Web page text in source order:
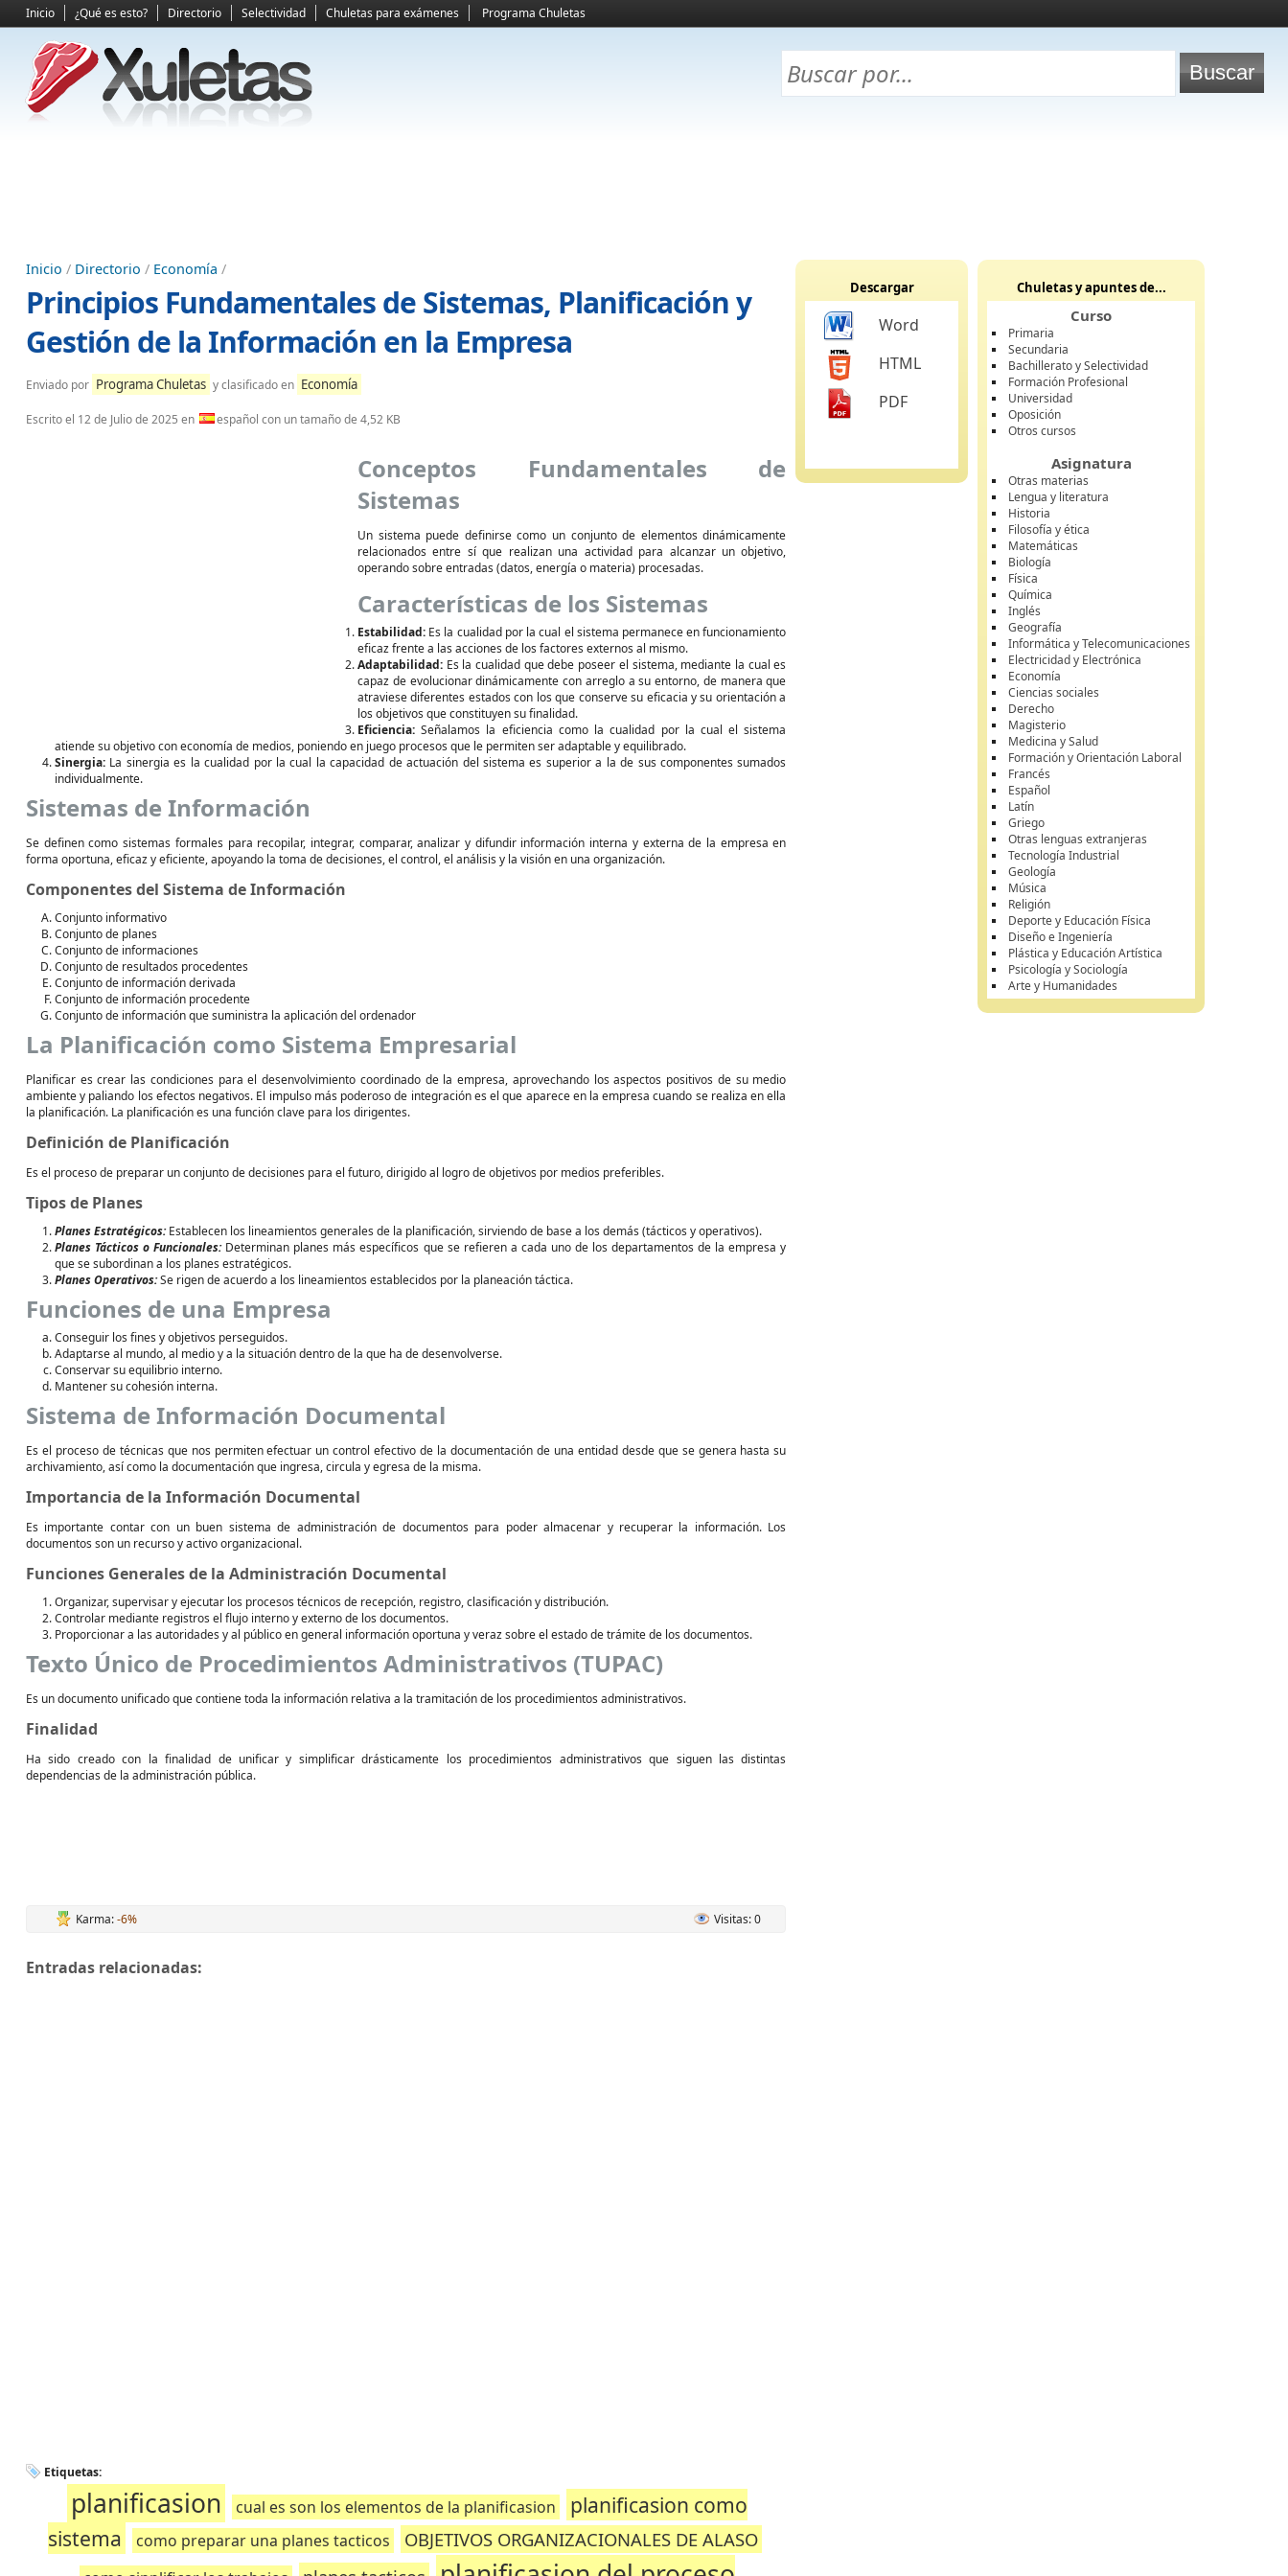
Inicio ¿Qué es esto? Directorio Selectividad Chuletas para exámenes Programa Chuletas
Inicio / Directorio / Economía /
Principios Fundamentales de Sistemas, Planificación y
Gestión de la Información en la Empresa
Enviado por Programa Chuletas y clasificado en Economía
Escrito el 12 de Julio de 2025 en español con un tamaño de 4,52 KB
Conceptos Fundamentales de
Sistemas
Un sistema puede definirse como un conjunto de elementos dinámicamente
relacionados entre sí que realizan una actividad para alcanzar un objetivo,
operando sobre entradas (datos, energía o materia) procesadas.
Características de los Sistemas
Estabilidad: Es la cualidad por la cual el sistema permanece en funcionamiento
eficaz frente a las acciones de los factores externos al mismo.
Adaptabilidad: Es la cualidad que debe poseer el sistema, mediante la cual es
capaz de evolucionar dinámicamente con arreglo a su entorno, de manera que
atraviese diferentes estados con los que conserve su eficacia y su orientación a
los objetivos que constituyen su finalidad.
Eficiencia: Señalamos la eficiencia como la cualidad por la cual el sistema
atiende su objetivo con economía de medios, poniendo en juego procesos que le permiten ser adaptable y equilibrado.
Sinergia: La sinergia es la cualidad por la cual la capacidad de actuación del sistema es superior a la de sus componentes sumados
individualmente.
Sistemas de Información
Se definen como sistemas formales para recopilar, integrar, comparar, analizar y difundir información interna y externa de la empresa en
forma oportuna, eficaz y eficiente, apoyando la toma de decisiones, el control, el análisis y la visión en una organización.
Componentes del Sistema de Información
Conjunto informativo
Conjunto de planes
Conjunto de informaciones
Conjunto de resultados procedentes
Conjunto de información derivada
Conjunto de información procedente
Conjunto de información que suministra la aplicación del ordenador
La Planificación como Sistema Empresarial
Planificar es crear las condiciones para el desenvolvimiento coordinado de la empresa, aprovechando los aspectos positivos de su medio
ambiente y paliando los efectos negativos. El impulso más poderoso de integración es el que aparece en la empresa cuando se realiza en ella
la planificación. La planificación es una función clave para los dirigentes.
Definición de Planificación
Es el proceso de preparar un conjunto de decisiones para el futuro, dirigido al logro de objetivos por medios preferibles.
Tipos de Planes
Planes Estratégicos:Establecen los lineamientos generales de la planificación, sirviendo de base a los demás (tácticos y operativos).
Planes Tácticos o Funcionales:Determinan planes más específicos que se refieren a cada uno de los departamentos de la empresa y
que se subordinan a los planes estratégicos.
Planes Operativos:Se rigen de acuerdo a los lineamientos establecidos por la planeación táctica.
Funciones de una Empresa
Conseguir los fines y objetivos perseguidos.
Adaptarse al mundo, al medio y a la situación dentro de la que ha de desenvolverse.
Conservar su equilibrio interno.
Mantener su cohesión interna.
Sistema de Información Documental
Es el proceso de técnicas que nos permiten efectuar un control efectivo de la documentación de una entidad desde que se genera hasta su
archivamiento, así como la documentación que ingresa, circula y egresa de la misma.
Importancia de la Información Documental
Es importante contar con un buen sistema de administración de documentos para poder almacenar y recuperar la información. Los
documentos son un recurso y activo organizacional.
Funciones Generales de la Administración Documental
Organizar, supervisar y ejecutar los procesos técnicos de recepción, registro, clasificación y distribución.
Controlar mediante registros el flujo interno y externo de los documentos.
Proporcionar a las autoridades y al público en general información oportuna y veraz sobre el estado de trámite de los documentos.
Texto Único de Procedimientos Administrativos (TUPAC)
Es un documento unificado que contiene toda la información relativa a la tramitación de los procedimientos administrativos.
Finalidad
Ha sido creado con la finalidad de unificar y simplificar drásticamente los procedimientos administrativos que siguen las distintas
dependencias de la administración pública.
Karma:-6% Visitas: 0
Entradas relacionadas:
Etiquetas:
planificasion cual es son los elementos de la planificasion
planificasion como
sistema
como preparar una planes tacticos OBJETIVOS ORGANIZACIONALES DE ALASO
Descargar
Word
HTML
PDF
Chuletas y apuntes de...
Curso
Primaria
Secundaria
Bachillerato y Selectividad
Formación Profesional
Universidad
Oposición
Otros cursos
Asignatura
Otras materias
Lengua y literatura
Historia
Filosofía y ética
Matemáticas
Biología
Física
Química
Inglés
Geografía
Informática y Telecomunicaciones
Electricidad y Electrónica
Economía
Ciencias sociales
Derecho
Magisterio
Medicina y Salud
Formación y Orientación Laboral
Francés
Español
Latín
Griego
Otras lenguas extranjeras
Tecnología Industrial
Geología
Música
Religión
Deporte y Educación Física
Diseño e Ingeniería
Plástica y Educación Artística
Psicología y Sociología
Arte y Humanidades